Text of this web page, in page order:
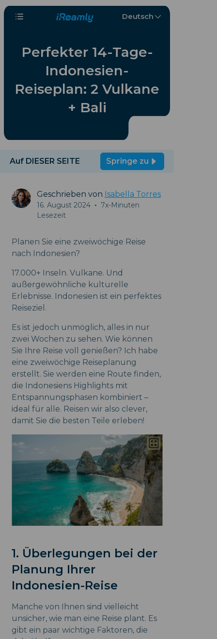
Deutsch
Perfekter 14-Tage-
Indonesien-
Reiseplan: 2 Vulkane
+ Bali
Auf DIESER SEITE Springe zu
Geschrieben von Isabella Torres
16. August 2024 • 7x-Minuten
Lesezeit
Planen Sie eine zweiwöchige Reise
nach Indonesien?
17.000+ Inseln. Vulkane. Und
außergewöhnliche kulturelle
Erlebnisse. Indonesien ist ein perfektes
Reiseziel.
Es ist jedoch unmöglich, alles in nur
zwei Wochen zu sehen. Wie können
Sie Ihre Reise voll genießen? Ich habe
eine zweiwöchige Reiseplanung
erstellt. Sie werden eine Route finden,
die Indonesiens Highlights mit
Entspannungsphasen kombiniert –
ideal für alle. Reisen wir also clever,
damit Sie die besten Teile erleben!
1. Überlegungen bei der
Planung Ihrer
Indonesien-Reise
Manche von Ihnen sind vielleicht
unsicher, wie man eine Reise plant. Es
gibt ein paar wichtige Faktoren, die